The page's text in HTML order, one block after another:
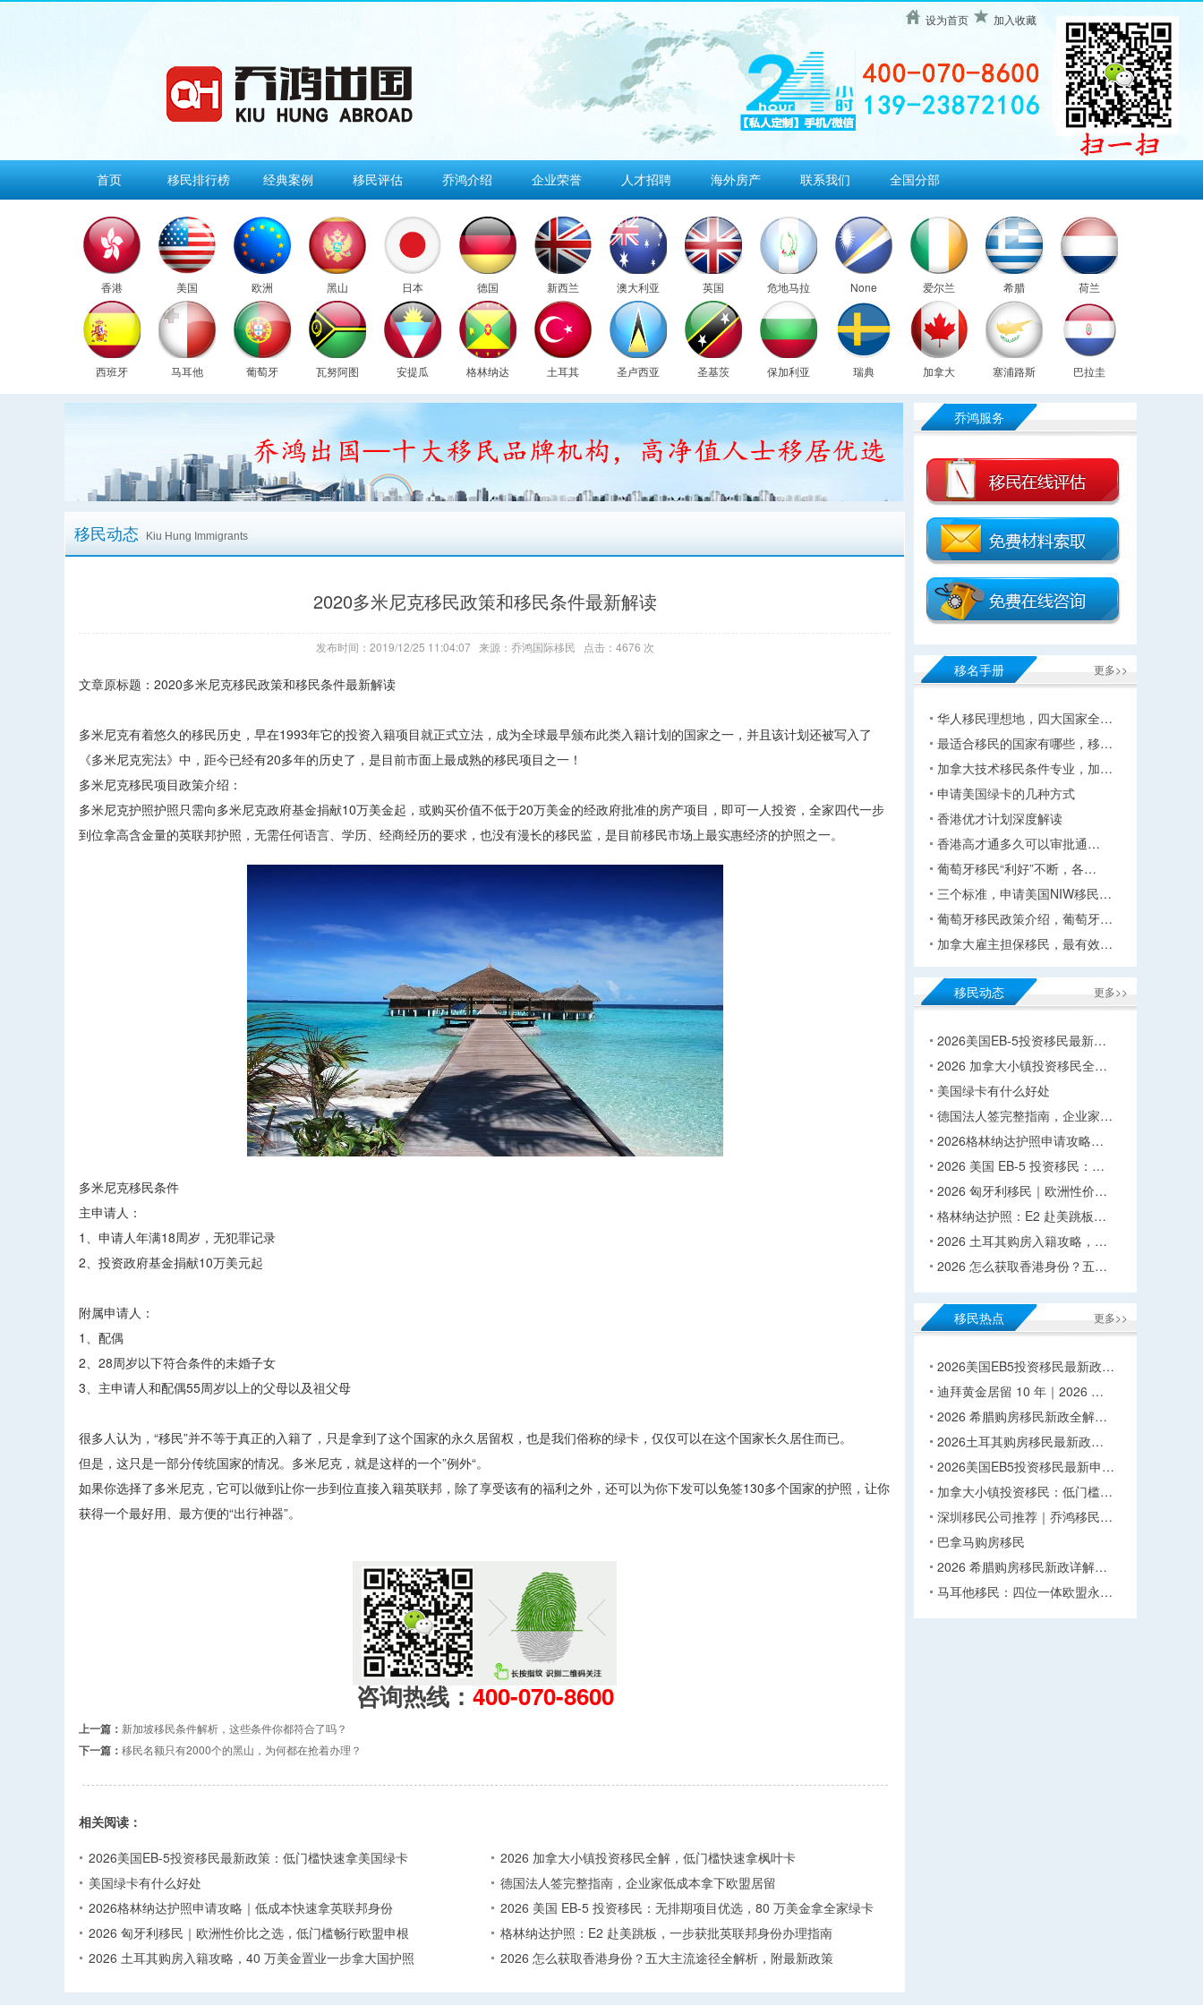
设为首页 加入收藏
首页 移民排行榜 经典案例 移民评估 乔鸿介绍 企业荣誉 人才招聘 海外房产 联系我们 全国分部
香港 美国 欧洲 黑山 日本 德国 新西兰 澳大利亚 英国 危地马拉 None 爱尔兰 希腊 荷兰
西班牙 马耳他 葡萄牙 瓦努阿图 安提瓜 格林纳达 土耳其 圣卢西亚 圣基茨 保加利亚 瑞典 加拿大 塞浦路斯 巴拉圭
移民动态 Kiu Hung Immigrants
2020多米尼克移民政策和移民条件最新解读
发布时间：2019/12/25 11:04:07 来源：乔鸿国际移民 点击：4676 次
文章原标题：2020多米尼克移民政策和移民条件最新解读
多米尼克有着悠久的移民历史，早在1993年它的投资入籍项目就正式立法，成为全球最早颁布此类入籍计划的国家之一，并且该计划还被写入了
《多米尼克宪法》中，距今已经有20多年的历史了，是目前市面上最成熟的移民项目之一！
多米尼克移民项目政策介绍：
多米尼克护照护照只需向多米尼克政府基金捐献10万美金起，或购买价值不低于20万美金的经政府批准的房产项目，即可一人投资，全家四代一步
到位拿高含金量的英联邦护照，无需任何语言、学历、经商经历的要求，也没有漫长的移民监，是目前移民市场上最实惠经济的护照之一。
多米尼克移民条件
主申请人：
1、申请人年满18周岁，无犯罪记录
2、投资政府基金捐献10万美元起
附属申请人：
1、配偶
2、28周岁以下符合条件的未婚子女
3、主申请人和配偶55周岁以上的父母以及祖父母
很多人认为，“移民”并不等于真正的入籍了，只是拿到了这个国家的永久居留权，也是我们俗称的绿卡，仅仅可以在这个国家长久居住而已。
但是，这只是一部分传统国家的情况。多米尼克，就是这样的一个”例外“。
如果你选择了多米尼克，它可以做到让你一步到位直接入籍英联邦，除了享受该有的福利之外，还可以为你下发可以免签130多个国家的护照，让你
获得一个最好用、最方便的“出行神器”。
咨询热线： 400-070-8600
上一篇： 新加坡移民条件解析，这些条件你都符合了吗？
下一篇： 移民名额只有2000个的黑山，为何都在抢着办理？
相关阅读：
2026美国EB-5投资移民最新政策：低门槛快速拿美国绿卡
2026 加拿大小镇投资移民全解，低门槛快速拿枫叶卡
美国绿卡有什么好处
德国法人签完整指南，企业家低成本拿下欧盟居留
2026格林纳达护照申请攻略｜低成本快速拿英联邦身份
2026 美国 EB-5 投资移民：无排期项目优选，80 万美金拿全家绿卡
2026 匈牙利移民｜欧洲性价比之选，低门槛畅行欧盟申根
格林纳达护照：E2 赴美跳板，一步获批英联邦身份办理指南
2026 土耳其购房入籍攻略，40 万美金置业一步拿大国护照
2026 怎么获取香港身份？五大主流途径全解析，附最新政策
乔鸿服务
更多>>
移名手册
华人移民理想地，四大国家全…
最适合移民的国家有哪些，移…
加拿大技术移民条件专业，加…
申请美国绿卡的几种方式
香港优才计划深度解读
香港高才通多久可以审批通…
葡萄牙移民“利好”不断，各…
三个标准，申请美国NIW移民…
葡萄牙移民政策介绍，葡萄牙…
加拿大雇主担保移民，最有效…
更多>>
移民动态
2026美国EB-5投资移民最新…
2026 加拿大小镇投资移民全…
美国绿卡有什么好处
德国法人签完整指南，企业家…
2026格林纳达护照申请攻略…
2026 美国 EB-5 投资移民：…
2026 匈牙利移民｜欧洲性价…
格林纳达护照：E2 赴美跳板…
2026 土耳其购房入籍攻略，…
2026 怎么获取香港身份？五…
更多>>
移民热点
2026美国EB5投资移民最新政…
迪拜黄金居留 10 年｜2026 …
2026 希腊购房移民新政全解…
2026土耳其购房移民最新政…
2026美国EB5投资移民最新申…
加拿大小镇投资移民：低门槛…
深圳移民公司推荐｜乔鸿移民…
巴拿马购房移民
2026 希腊购房移民新政详解…
马耳他移民：四位一体欧盟永…